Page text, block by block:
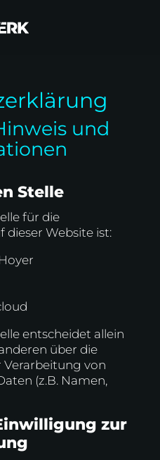
und
Stelle
für die
dieser Website ist:
entscheidet allein
über die
von
(z.B. Namen,
zur